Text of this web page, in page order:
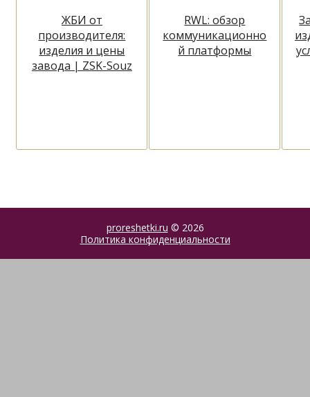
ЖБИ от
производителя:
изделия и цены
завода | ZSK-Souz
RWL: обзор
коммуникационно
й платформы
proreshetki.ru © 2026
Политика конфиденциальности